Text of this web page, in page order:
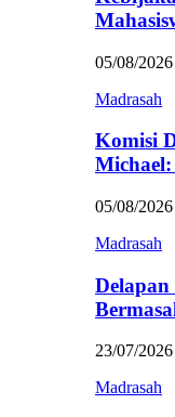
05/08/2026
Madrasah
Komisi
05/08/2026
Madrasah
23/07/2026
Madrasah